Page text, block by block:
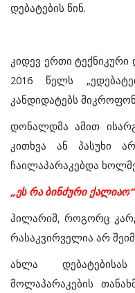
დებატების წინ.
კიდევ ერთი ტექნიკური
2016 წელს „
კანდიდატებს
დონალდმა ამით
კითხვა
ან პასუხი არ
ჩაილაპარაკებდა
„ეს რა ბინძური ქალიაო“
ჰილარიმ, როგორც
რასაკვირველია არ
ახლა
დებატებისას
მოლაპარაკების